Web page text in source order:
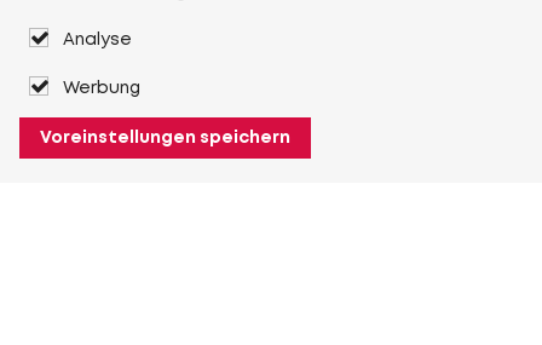
Analyse
Werbung
Voreinstellungen speichern